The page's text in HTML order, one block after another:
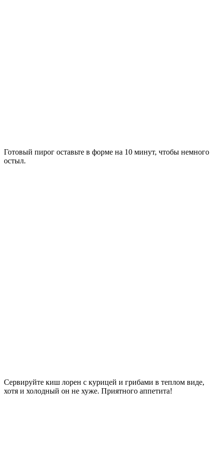
Готовый пирог оставьте в форме на 10 минут, чтобы немного
остыл.
Сервируйте киш лорен с курицей и грибами в теплом виде,
хотя и холодный он не хуже. Приятного аппетита!